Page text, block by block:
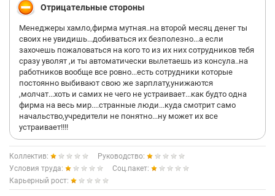
Отрицательные стороны
Менеджеры хамло,фирма мутная..на второй месяц денег ты
своих не увидишь...добиваться их безполезно...а если
захочешь пожаловаться на кого то из их них сотрудников тебя
сразу уволят ,и ты автоматически вылетаешь из консула..на
работников вообще все ровно...есть сотрудники которые
постоянно выбивают свою же зарплату,унижаются
,молчат...хоть и самих не чего не устраивает...как будто одна
фирма на весь мир....странные люди...куда смотрит само
начальство,учредители не понятно...ну может их все
устраивает!!!!
Коллектив:
Руководство:
Условия труда:
Соц.пакет:
Карьерный рост: